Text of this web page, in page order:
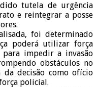
tutela de urgência
e reintegrar a posse
foi determinado
poderá utilizar força
para impedir a invasão
obstáculos no
da decisão como ofício
policial.